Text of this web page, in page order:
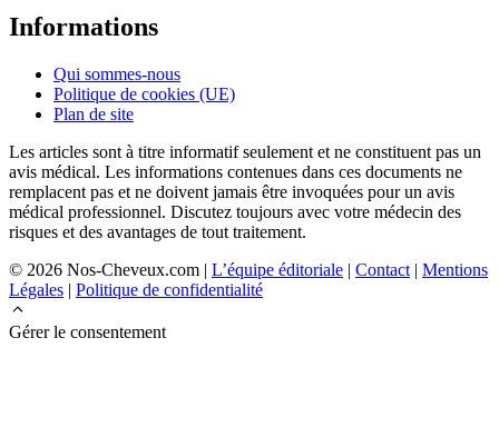
Informations
Qui sommes-nous
Politique de cookies (UE)
Plan de site
Les articles sont à titre informatif seulement et ne constituent pas un
avis médical. Les informations contenues dans ces documents ne
remplacent pas et ne doivent jamais être invoquées pour un avis
médical professionnel. Discutez toujours avec votre médecin des
risques et des avantages de tout traitement.
© 2026 Nos-Cheveux.com | L’équipe éditoriale | Contact | Mentions
Légales | Politique de confidentialité
Gérer le consentement